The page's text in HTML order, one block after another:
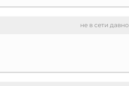
не в сети давно